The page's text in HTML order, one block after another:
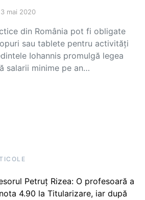
3 mai 2020
din România pot fi obligate
sau tablete pentru activități
Iohannis promulgă legea
salarii minime pe an…
Petruț Rizea: O profesoară a
4.90 la Titularizare, iar după